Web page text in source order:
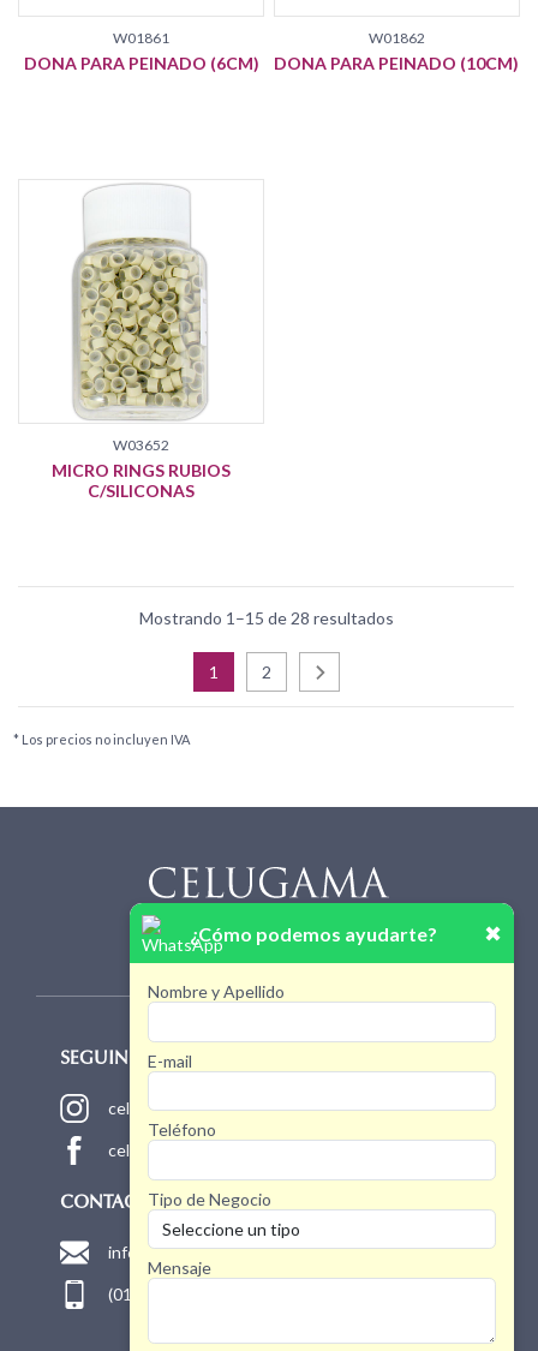
W01861
DONA PARA PEINADO (6CM)
W01862
DONA PARA PEINADO (10CM)
W03652
MICRO RINGS RUBIOS
C/SILICONAS
Mostrando 1–15 de 28 resultados
1 2
* Los precios no incluyen IVA
SEGUINOS!
celugamaoficial
celugamaoficial
CONTACTO
info@celugama.com.ar
(011) 4768 1775
¿Cómo podemos ayudarte? ✖
Nombre y Apellido
E-mail
Teléfono
Tipo de Negocio
Mensaje